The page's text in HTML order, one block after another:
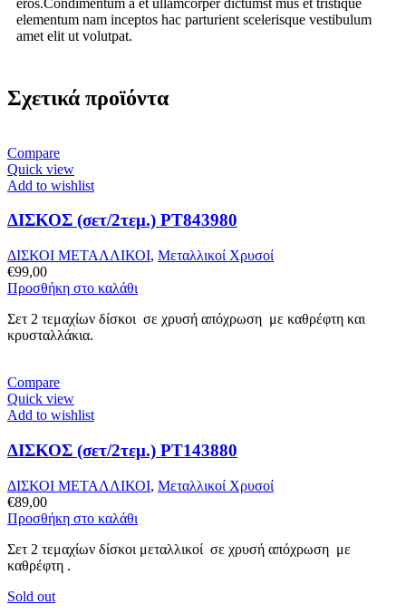
elementum nam inceptos hac parturient scelerisque vestibulum
amet elit ut volutpat.
Σχετικά προϊόντα
Compare
Quick view
Add to wishlist
ΔΙΣΚΟΣ (σετ/2τεμ.) PT843980
ΔΙΣΚΟΙ ΜΕΤΑΛΛΙΚΟΙ, Μεταλλικοί Χρυσοί
€99,00
Προσθήκη στο καλάθι
Σετ 2 τεμαχίων δίσκοι σε χρυσή απόχρωση με καθρέφτη και
κρυσταλλάκια.
Compare
Quick view
Add to wishlist
ΔΙΣΚΟΣ (σετ/2τεμ.) PT143880
ΔΙΣΚΟΙ ΜΕΤΑΛΛΙΚΟΙ, Μεταλλικοί Χρυσοί
€89,00
Προσθήκη στο καλάθι
Σετ 2 τεμαχίων δίσκοι μεταλλικοί σε χρυσή απόχρωση με
καθρέφτη .
Sold out